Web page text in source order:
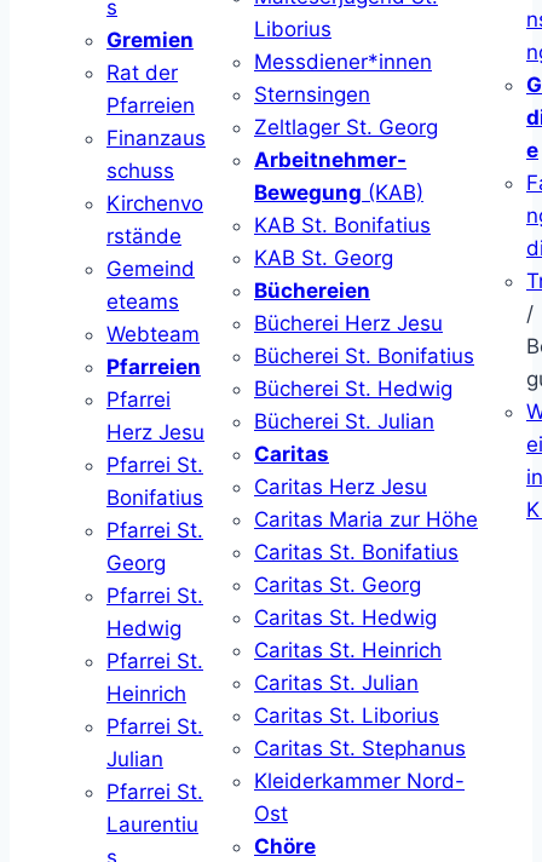
s
Gremien
Rat der
Pfarreien
Finanzaus
schuss
Kirchenvo
rstände
Gemeind
eteams
Webteam
Pfarreien
Pfarrei
Herz Jesu
Pfarrei St.
Bonifatius
Pfarrei St.
Georg
Pfarrei St.
Hedwig
Pfarrei St.
Heinrich
Pfarrei St.
Julian
Pfarrei St.
Laurentiu
s
Liborius
Messdiener*innen
Sternsingen
Zeltlager St. Georg
Arbeitnehmer-
Bewegung (KAB)
KAB St. Bonifatius
KAB St. Georg
Büchereien
Bücherei Herz Jesu
Bücherei St. Bonifatius
Bücherei St. Hedwig
Bücherei St. Julian
Caritas
Caritas Herz Jesu
Caritas Maria zur Höhe
Caritas St. Bonifatius
Caritas St. Georg
Caritas St. Hedwig
Caritas St. Heinrich
Caritas St. Julian
Caritas St. Liborius
Caritas St. Stephanus
Kleiderkammer Nord-
Ost
Chöre
e
/